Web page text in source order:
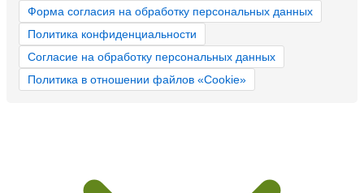
Форма согласия на обработку персональных данных
Политика конфиденциальности
Согласие на обработку персональных данных
Политика в отношении файлов «Cookie»